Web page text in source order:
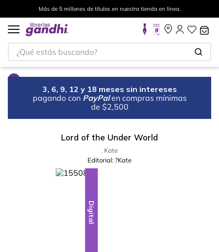
Más de 5 millones de títulos en nuestra tienda en línea.
¿Qué estás buscando?
3, 6, 9, 12 y 18 meses sin intereses
pagando con PayPal en compras mínimas
de $2,500
Lord of the Under World
. Kate
Editorial: ?Kate
Digital